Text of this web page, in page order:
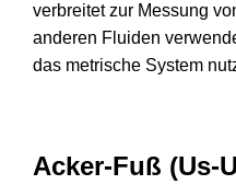
verbreitet zur Messung
anderen Fluiden
das metrische System
Acker-Fuß (Us-